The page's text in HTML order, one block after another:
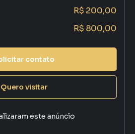
R$ 200,00
R$ 800,00
contato
Quero visitar
este anúncio